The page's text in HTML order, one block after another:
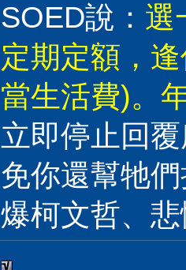
SOED說： 選
定期定額，
當生活費)。
立即停止回
免你還幫牠
爆柯文哲、